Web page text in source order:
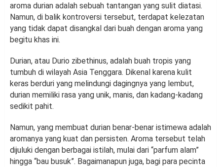
aroma durian adalah sebuah tantangan yang sulit diatasi.
Namun, di balik kontroversi tersebut, terdapat kelezatan
yang tidak dapat disangkal dari buah dengan aroma yang
begitu khas ini.
Durian, atau Durio zibethinus, adalah buah tropis yang
tumbuh di wilayah Asia Tenggara. Dikenal karena kulit
keras berduri yang melindungi dagingnya yang lembut,
durian memiliki rasa yang unik, manis, dan kadang-kadang
sedikit pahit.
Namun, yang membuat durian benar-benar istimewa adalah
aromanya yang kuat dan persisten. Aroma tersebut telah
dijuluki dengan berbagai istilah, mulai dari “parfum alam”
hingga “bau busuk”. Bagaimanapun juga, bagi para pecinta